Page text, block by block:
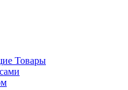
Товары